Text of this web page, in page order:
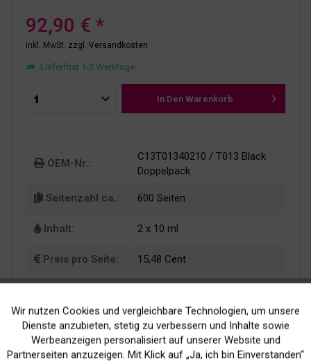
92,90 € *
inkl. MwSt. zzgl. Versandkosten
Lieferfrist 1-3 Werktage
In Den Warenkorb
OEM-Nr.:
C13T01340210 / T013 Black
Doppelpack
Seitenzahl ca.: 600 Seiten
Inhalt: 2 x 10 ml
Preis pro Seite: 15,48 Cent
Funktionale Aktiv
Marketing Inaktiv
Wir nutzen Cookies und vergleichbare Technologien, um unsere
Dienste anzubieten, stetig zu verbessern und Inhalte sowie
Werbeanzeigen personalisiert auf unserer Website und
Partnerseiten anzuzeigen. Mit Klick auf „Ja, ich bin Einverstanden“